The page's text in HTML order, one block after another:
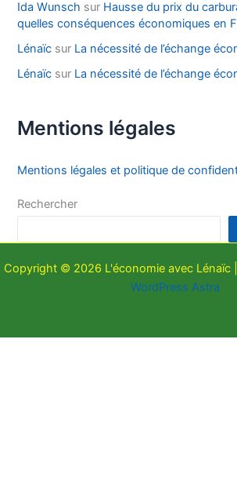
Ida Wunsch sur Hausse du prix du
quelles conséquences économiques en
Lénaïc sur La nécessité de l’échange
Lénaïc sur La nécessité de l’échange
Mentions légales
Mentions légales et politique de
Rechercher
Copyright © 2026 L'économie avec Lénaïc
WordPress Astra